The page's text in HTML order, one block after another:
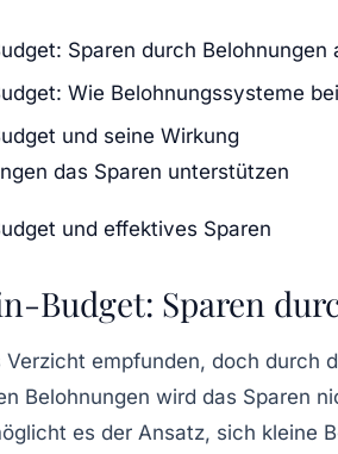
Sparen durch
Wie Belohnungssysteme
und seine Wirkung
das Sparen unterstützen
und effektives Sparen
Budget: Sparen
Verzicht empfunden, doch durch
Belohnungen wird das Sparen
es der Ansatz, sich kleine